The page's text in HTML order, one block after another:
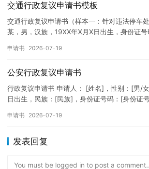
交通行政复议申请书模板
交通行政复议申请书（样本一：针对违法停车
某，男，汉族，19XX年X月X日出生，身份证号
申请书 2026-07-19
公安行政复议申请书
行政复议申请书 申请人： [姓名]，性别：[男/
日出生，民族：[民族]，身份证号码：[身份证
申请书 2026-07-19
发表回复
You must be logged in to post a